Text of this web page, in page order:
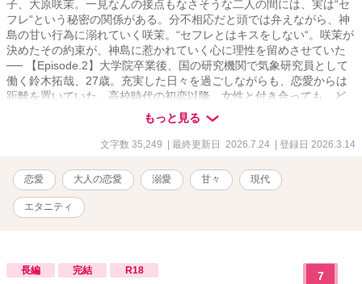
子、大原咲茉。一見なんの接点もなさそうな二人の間には、実は“セ
フレ“という秘密の関係がある。分不相応だと頭では弁えながら、神
島の甘い行為に溺れていく咲茉。“セフレとはキスをしない“。咲茉が
決めたその約束が、神島に惹かれていく心に理性を留めさせていた
── 【Episode.2】大学院卒業後、国の研究機関で気象研究員として
働く鈴木拓哉、27歳。充実した日々を過ごしながらも、恋愛からは
距離を置いていた。高校時代の初恋以降、女性と付き合っても、ど
こか冷めた恋愛しかできない。そんな彼の心を十年ぶりに動かした
のは、職場近くの書店で働く、とある女性だった── (“定期試験ゲー
ム“のスピン・オフになります)。
有)。 ※表紙にAIを利用しています。 ※R18は*マークを付けていま
す。
もっと見る
文字数 35,249 | 最終更新日 2026.7.24 | 登録日 2026.3.14
恋愛 大人の恋愛 溺愛 甘々 現代
エタニティ
長編 完結 R18 7